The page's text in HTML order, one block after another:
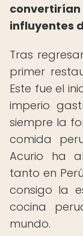
influyentes
Tras
primer
Este fue el
imperio
siempre la
comida
Acurio ha
tanto en
consigo la
cocina
mundo.